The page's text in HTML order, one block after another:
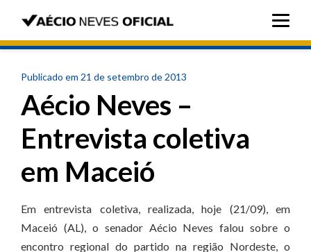
Publicado em 21 de setembro de 2013
Aécio Neves –
Entrevista coletiva
em Maceió
Em entrevista coletiva, realizada, hoje (21/09), em
Maceió (AL), o senador Aécio Neves falou sobre o
encontro regional do partido na região Nordeste, o